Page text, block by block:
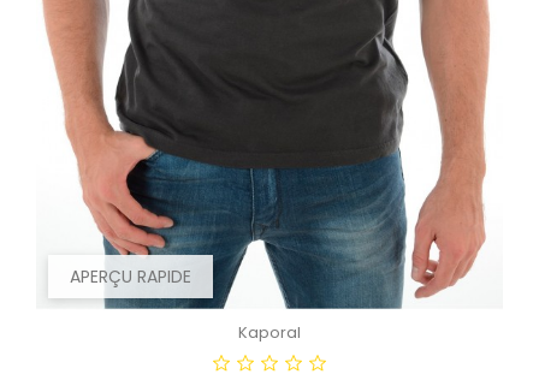
APERÇU RAPIDE
Kaporal